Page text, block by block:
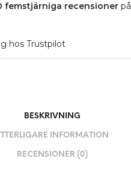
femstjärniga recensionerpå
hos Trustpilot
BESKRIVNING
INFORMATION
RECENSIONER (0)